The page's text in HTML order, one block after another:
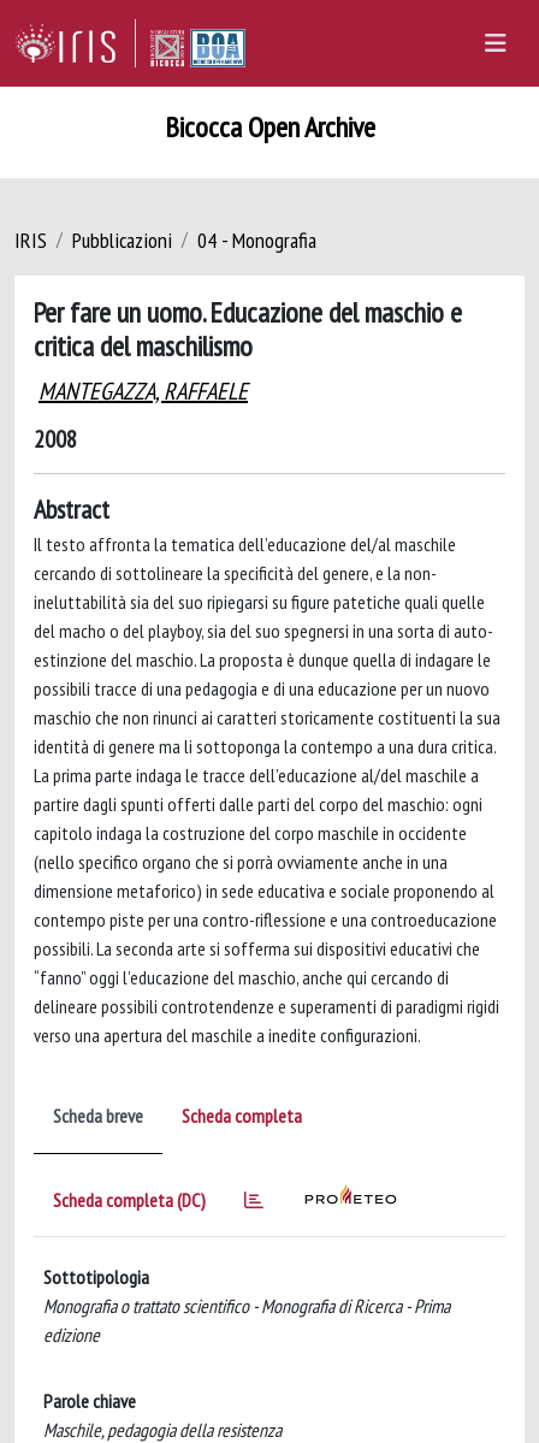
Bicocca Open Archive
IRIS Pubblicazioni 04 - Monografia
Per fare un uomo. Educazione del maschio e
critica del maschilismo
MANTEGAZZA, RAFFAELE
2008
Abstract
Il testo affronta la tematica dell’educazione del/al maschile
cercando di sottolineare la specificità del genere, e la non-
ineluttabilità sia del suo ripiegarsi su figure patetiche quali quelle
del macho o del playboy, sia del suo spegnersi in una sorta di auto-
estinzione del maschio. La proposta è dunque quella di indagare le
possibili tracce di una pedagogia e di una educazione per un nuovo
maschio che non rinunci ai caratteri storicamente costituenti la sua
identità di genere ma li sottoponga la contempo a una dura critica.
La prima parte indaga le tracce dell’educazione al/del maschile a
partire dagli spunti offerti dalle parti del corpo del maschio: ogni
capitolo indaga la costruzione del corpo maschile in occidente
(nello specifico organo che si porrà ovviamente anche in una
dimensione metaforico) in sede educativa e sociale proponendo al
contempo piste per una contro-riflessione e una controeducazione
possibili. La seconda arte si sofferma sui dispositivi educativi che
“fanno” oggi l’educazione del maschio, anche qui cercando di
delineare possibili controtendenze e superamenti di paradigmi rigidi
verso una apertura del maschile a inedite configurazioni.
Scheda breve Scheda completa
Scheda completa (DC)
Sottotipologia
Monografia o trattato scientifico - Monografia di Ricerca - Prima
edizione
Parole chiave
Maschile, pedagogia della resistenza